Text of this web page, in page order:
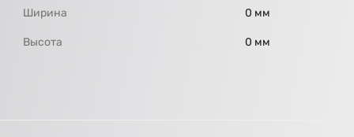
Ширина 0 мм
Высота 0 мм